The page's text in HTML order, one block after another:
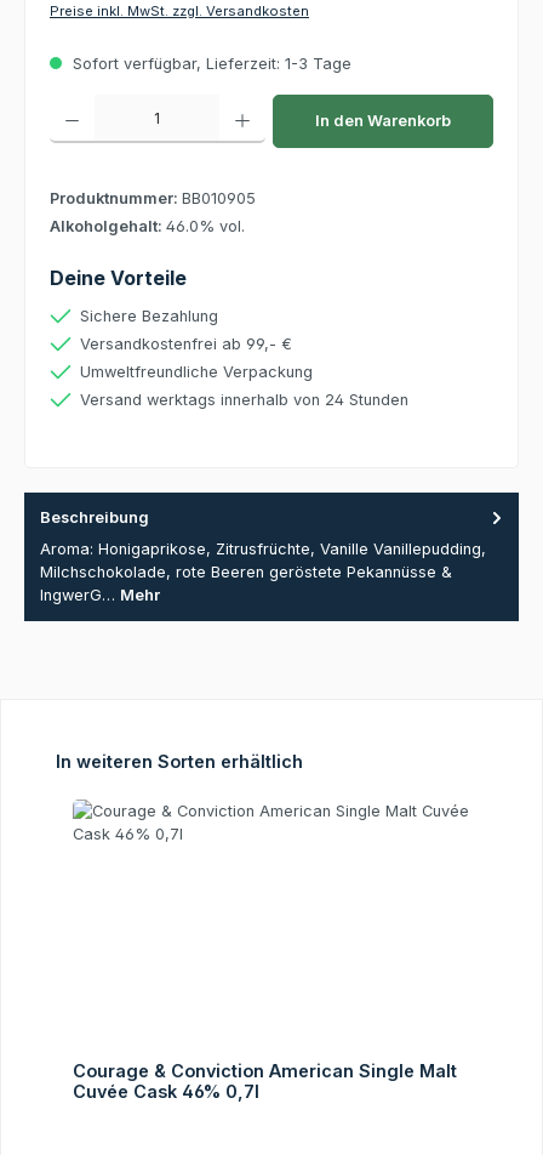
Preise inkl. MwSt. zzgl. Versandkosten
Sofort verfügbar, Lieferzeit: 1-3 Tage
Produkt Anzahl: Gib den gewünschten Wert ein oder benutze die Schaltflächen um
In den Warenkorb
Produktnummer: BB010905
Alkoholgehalt: 46.0% vol.
Deine Vorteile
Sichere Bezahlung
Versandkostenfrei ab 99,- €
Umweltfreundliche Verpackung
Versand werktags innerhalb von 24 Stunden
Beschreibung
Aroma: Honigaprikose, Zitrusfrüchte, Vanille Vanillepudding,
Milchschokolade, rote Beeren geröstete Pekannüsse &
IngwerG… Mehr
Produktgalerie überspringen
In weiteren Sorten erhältlich
Courage & Conviction American Single Malt
Cuvée Cask 46% 0,7l